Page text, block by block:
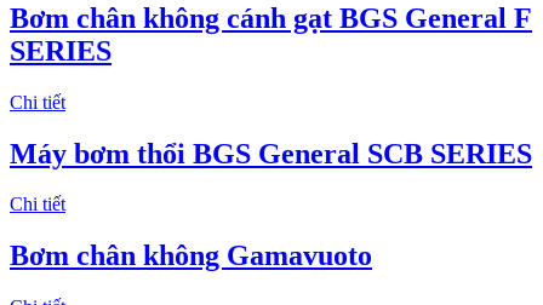
Bơm chân không cánh gạt BGS General F
SERIES
Chi tiết
Máy bơm thổi BGS General SCB SERIES
Chi tiết
Bơm chân không Gamavuoto